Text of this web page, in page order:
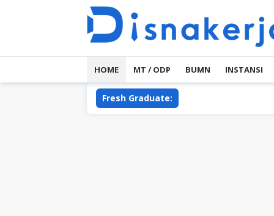
HOME MT / ODP BUMN INSTANSI
Fresh Graduate: